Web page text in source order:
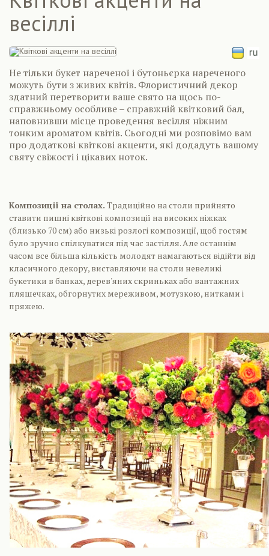
весіллі
Не тільки букет нареченої і бутоньєрка нареченого
можуть бути з живих квітів. Флористичний декор
здатний перетворити ваше свято на щось по-
справжньому особливе – справжній квітковий бал,
наповнивши місце проведення весілля ніжним
тонким ароматом квітів. Сьогодні ми розповімо вам
про додаткові квіткові акценти, які додадуть вашому
святу свіжості і цікавих ноток.
Композиції на столах. Традиційно на столи прийнято
ставити пишні квіткові композиції на високих ніжках
(близько 70 см) або низькі розлогі композиції, щоб гостям
було зручно спілкуватися під час застілля. Але останнім
часом все більша кількість молодят намагаються відійти від
класичного декору, виставляючи на столи невеликі
букетики в банках, дерев'яних скриньках або вантажних
пляшечках, обгорнутих мереживом, мотузкою, нитками і
пряжею.